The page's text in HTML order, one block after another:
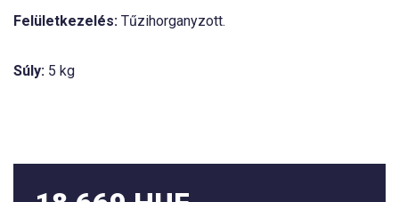
Felületkezelés: Tűzihorganyzott.
Súly: 5 kg